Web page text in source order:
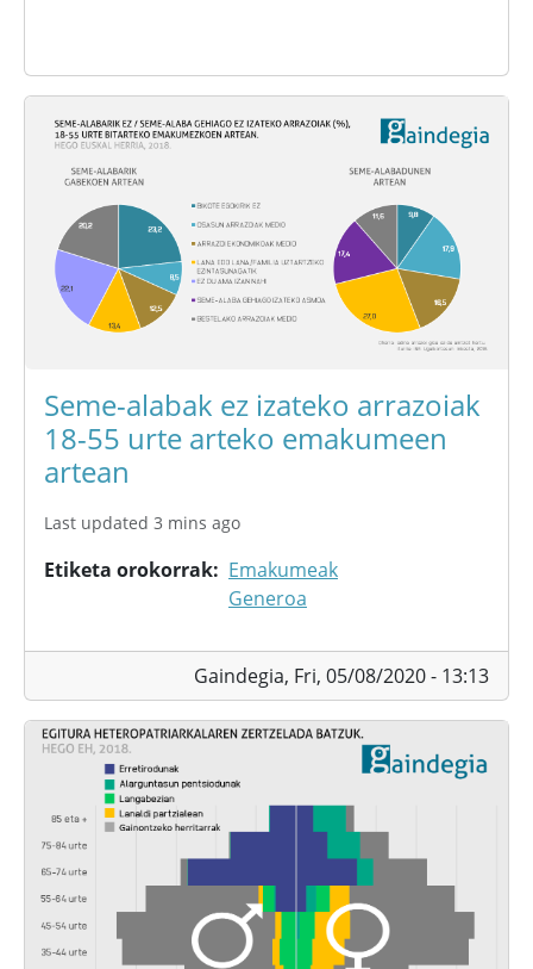
Seme-alabak ez izateko arrazoiak
18-55 urte arteko emakumeen
artean
Last updated 3 mins ago
Etiketa orokorrak
Emakumeak
Generoa
Gaindegia, Fri, 05/08/2020 - 13:13